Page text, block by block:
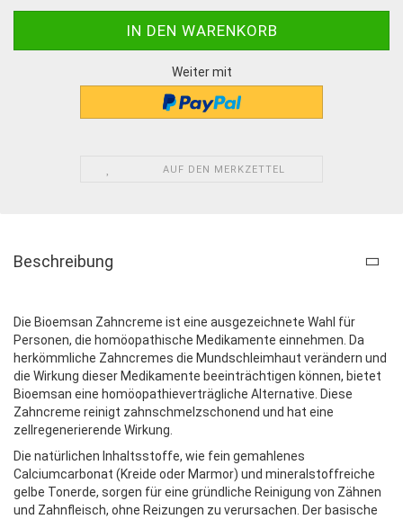
Weiter mit
AUF DEN MERKZETTEL
Beschreibung
Die Bioemsan Zahncreme ist eine ausgezeichnete Wahl für
Personen, die homöopathische Medikamente einnehmen. Da
herkömmliche Zahncremes die Mundschleimhaut verändern und
die Wirkung dieser Medikamente beeinträchtigen können, bietet
Bioemsan eine homöopathieverträgliche Alternative. Diese
Zahncreme reinigt zahnschmelzschonend und hat eine
zellregenerierende Wirkung.
Die natürlichen Inhaltsstoffe, wie fein gemahlenes
Calciumcarbonat (Kreide oder Marmor) und mineralstoffreiche
gelbe Tonerde, sorgen für eine gründliche Reinigung von Zähnen
und Zahnfleisch, ohne Reizungen zu verursachen. Der basische